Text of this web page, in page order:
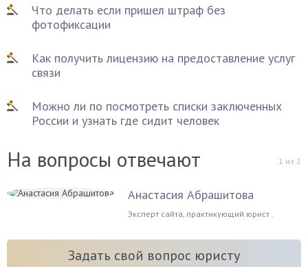
Что делать если пришел штраф без
фотофиксации
Как получить лицензию на предоставление услуг
связи
Можно ли по посмотреть списки заключенных
России и узнать где сидит человек
На вопросы отвечают 1 из 2
Анастасия Абрашитова
Эксперт сайта, практикующий юрист .
Задать свой вопрос юристу